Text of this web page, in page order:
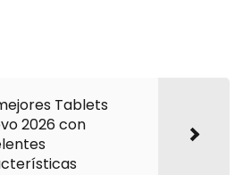
Tablets
2026 con